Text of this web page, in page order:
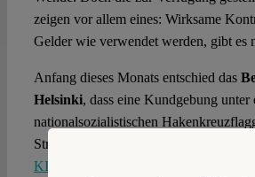
zeigen vor allem eines: Wirksame
Gelder wie verwendet werden, gibt es
Anfang dieses Monats entschied das
Helsinki, dass eine Kundgebung unter
nationalsozialistischen
Straftatbestand der Aufstachelung zum
KIMMO NUOTIO